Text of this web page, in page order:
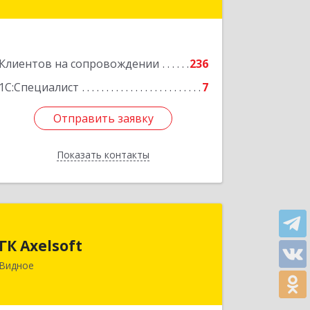
Клиентов на сопровождении
236
1С:Специалист
7
Отправить заявку
Показать контакты
Отправить заявку
Назад
ГК Axelsoft
Видное
н, Видное г, Ольховая ул, дом № 2,